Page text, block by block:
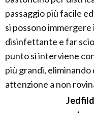
passaggio più facile
si possono
disinfettante e far
punto si interviene
più grandi,
attenzione a non